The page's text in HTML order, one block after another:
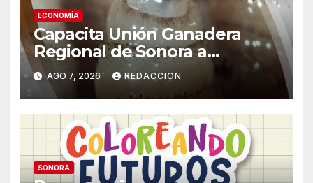
ECONOMÍA
Capacita Unión Ganadera
Regional de Sonora a
productores ante la eventual
llegada del gusano
barrenador
AGO 7, 2026 REDACCION
SONORA